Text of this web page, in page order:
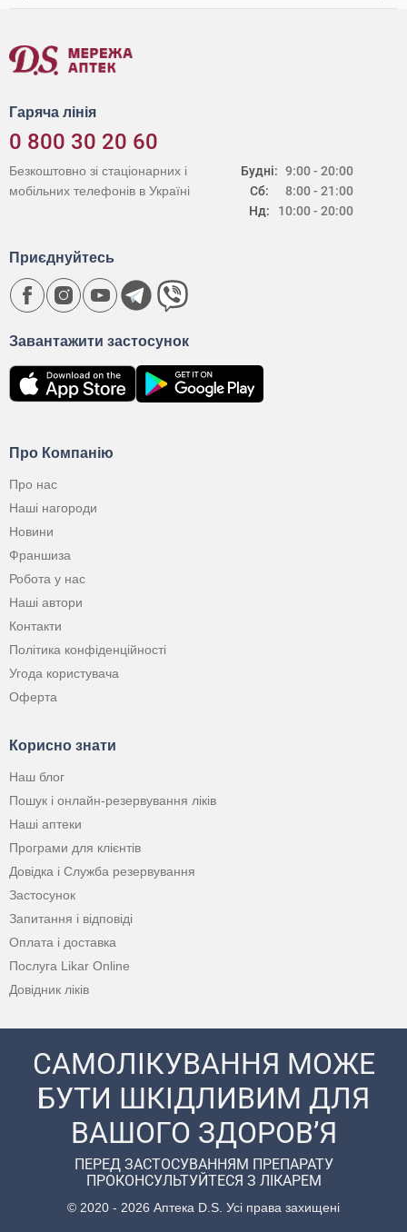
Гаряча лінія
0 800 30 20 60
Будні:
Сб:
Нд:
9:00 - 20:00
8:00 - 21:00
10:00 - 20:00
Безкоштовно зі стаціонарних і
мобільних телефонів в Україні
Про Компанію
Про нас
Наші нагороди
Новини
Франшиза
Робота у нас
Наші автори
Контакти
Політика конфіденційності
Угода користувача
Оферта
Корисно знати
Наш блог
Пошук і онлайн-резервування ліків
Наші аптеки
Програми для клієнтів
Довідка і Служба резервування
Застосунок
Запитання і відповіді
Оплата і доставка
Послуга Likar Online
Довідник ліків
Завантажити застосунок
Приєднуйтесь
САМОЛІКУВАННЯ МОЖЕ
БУТИ ШКІДЛИВИМ ДЛЯ
ВАШОГО ЗДОРОВ’Я
ПЕРЕД ЗАСТОСУВАННЯМ ПРЕПАРАТУ
ПРОКОНСУЛЬТУЙТЕСЯ З ЛІКАРЕМ
© 2020 - 2026 Аптека D.S. Усі права захищені